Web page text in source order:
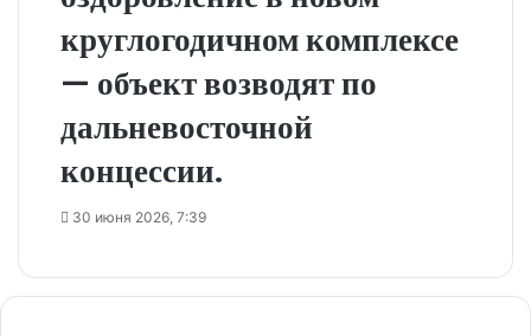
круглогодичном комплексе
— объект возводят по
дальневосточной
концессии.
30 июня 2026, 7:39